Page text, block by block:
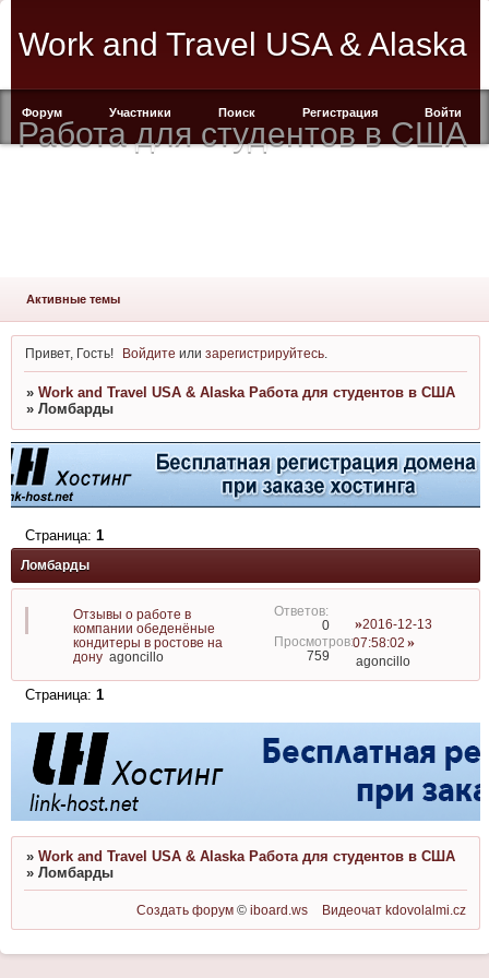
Work and Travel USA & Alaska
Работа для студентов в США
Форум Участники Поиск Регистрация Войти
Активные темы
Привет, Гость! Войдите илизарегистрируйтесь
» Work and Travel USA & Alaska Работа для студентов в США
» Ломбарды
Ломбарды
Страница: 1
Отзывы о работе в
компании обеденёные
кондитеры в ростове на
дону agoncillo
0
759
2016-12-13
07:58:02
agoncillo
Страница: 1
» Work and Travel USA & Alaska Работа для студентов в США
» Ломбарды
Создать форум ©iboard.ws Видеочат kdovolalmi.cz